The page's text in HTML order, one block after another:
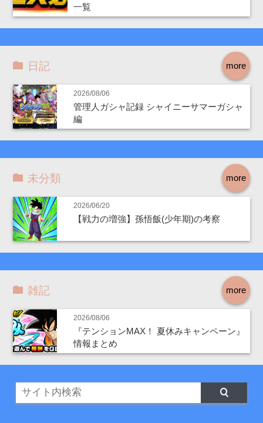
一覧
more
日記
2026/08/06
管理人ガシャ記録 シャイニーサマーガシャ
編
more
未分類
2026/06/20
【戦力の増強】孫悟飯(少年期)の考察
more
雑記
2026/08/06
『テンションMAX！ 夏休みキャンペーン』
情報まとめ